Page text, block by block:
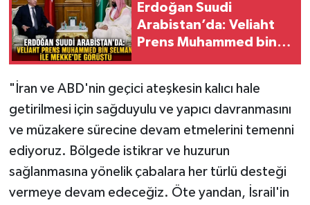
Erdoğan Suudi
Arabistan’da: Veliaht
Prens Muhammed bin
"İran ve ABD'nin geçici ateşkesin kalıcı hale
getirilmesi için sağduyulu ve yapıcı davranmasını
ve müzakere sürecine devam etmelerini temenni
ediyoruz. Bölgede istikrar ve huzurun
sağlanmasına yönelik çabalara her türlü desteği
vermeye devam edeceğiz. Öte yandan, İsrail'in